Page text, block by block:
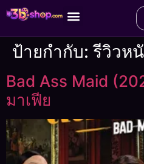
ป้ายกำกับ:รีวิวห
Bad Ass Maid
มาเฟีย